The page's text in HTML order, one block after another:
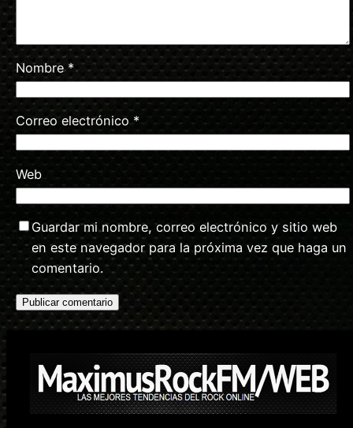
Nombre*
Correo electrónico *
Web
Guardar mi nombre, correo electrónico y sitio web
en este navegador para la próxima vez que haga un
comentario.